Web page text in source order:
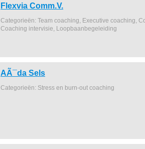
Flexvia Comm.V.
Categorieën: Team coaching, Executive coaching,
Coaching intervisie, Loopbaanbegeleiding
AÃ¯da Sels
Categorieën: Stress en burn-out coaching